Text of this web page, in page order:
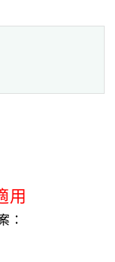
用
：